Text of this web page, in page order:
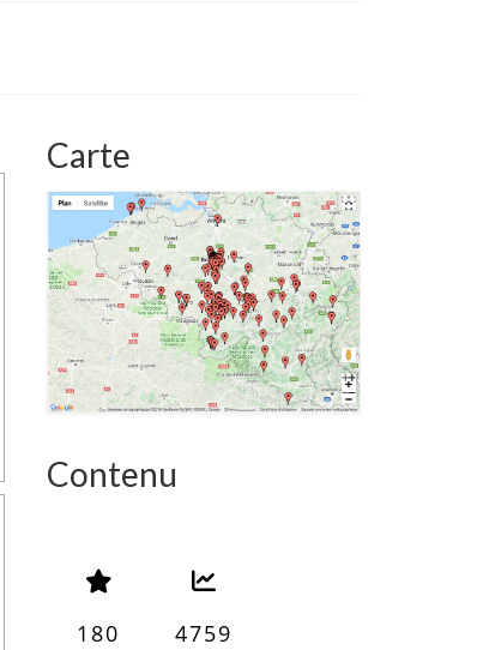
Carte
Contenu
180
4759